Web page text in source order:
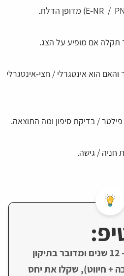
תקלה אם מופיע על הצג.
הוא אינטגרלי / חצי‑אינטגרלי
פילטר / בדיקת סיפון ומה התוצאה.
חניה / גישה.
אם המדיח בן 10 - 12 שנים ומדובר בתיקון
+ חיווט), שקלו את יחס